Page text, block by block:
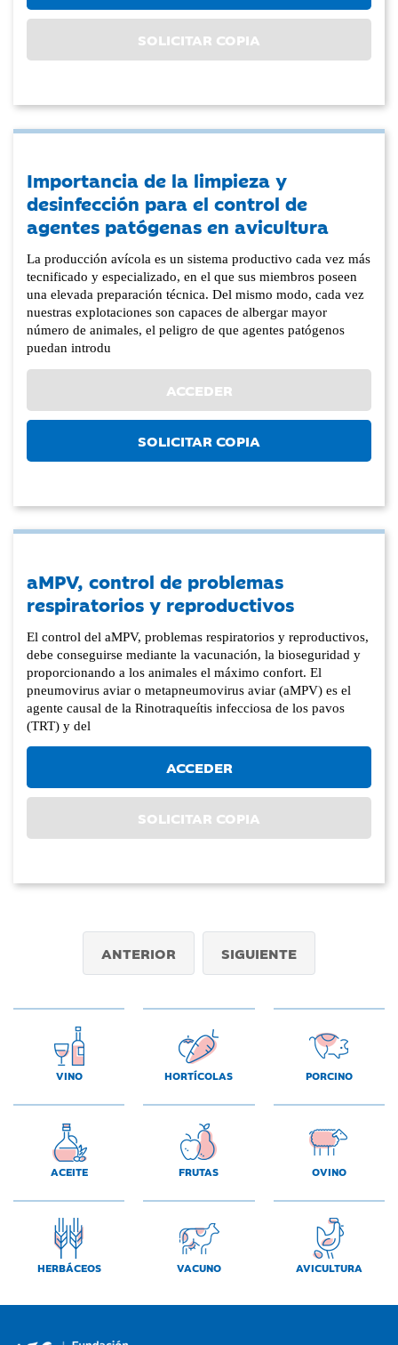
SOLICITAR COPIA
Importancia de la limpieza y
desinfección para el control de
agentes patógenas en avicultura
La producción avícola es un sistema productivo cada vez más
tecnificado y especializado, en el que sus miembros poseen
una elevada preparación técnica. Del mismo modo, cada vez
nuestras explotaciones son capaces de albergar mayor
número de animales, el peligro de que agentes patógenos
puedan introdu
ACCEDER
SOLICITAR COPIA
aMPV, control de problemas
respiratorios y reproductivos
El control del aMPV, problemas respiratorios y reproductivos,
debe conseguirse mediante la vacunación, la bioseguridad y
proporcionando a los animales el máximo confort. El
pneumovirus aviar o metapneumovirus aviar (aMPV) es el
agente causal de la Rinotraqueítis infecciosa de los pavos
(TRT) y del
ACCEDER
SOLICITAR COPIA
ANTERIOR SIGUIENTE
VINO HORTÍCOLAS PORCINO
ACEITE FRUTAS OVINO
HERBÁCEOS VACUNO AVICULTURA